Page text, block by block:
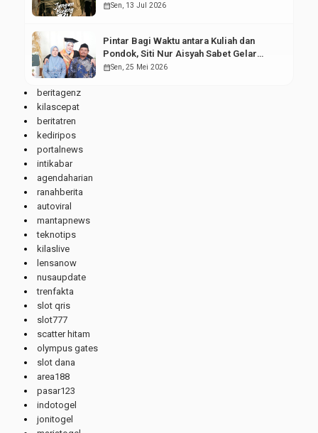
calendar_monthSen, 13 Jul 2026
Pintar Bagi Waktu antara Kuliah dan
Pondok, Siti Nur Aisyah Sabet Gelar
Wisudawan Terbaik
calendar_monthSen, 25 Mei 2026
beritagenz
kilascepat
beritatren
kediripos
portalnews
intikabar
agendaharian
ranahberita
autoviral
mantapnews
teknotips
kilaslive
lensanow
nusaupdate
trenfakta
slot qris
slot777
scatter hitam
olympus gates
slot dana
area188
pasar123
indotogel
jonitogel